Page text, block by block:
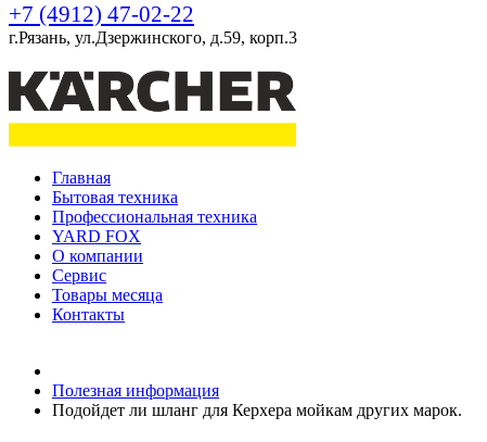
+7 (4912) 47-02-22
г.Рязань, ул.Дзержинского, д.59, корп.3
Главная
Бытовая техника
Профессиональная техника
YARD FOX
О компании
Сервис
Товары месяца
Контакты
Полезная информация
Подойдет ли шланг для Керхера мойкам других марок.